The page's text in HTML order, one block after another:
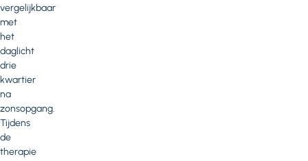
vergelijkbaar
met
het
daglicht
drie
kwartier
na
zonsopgang.
Tijdens
de
therapie